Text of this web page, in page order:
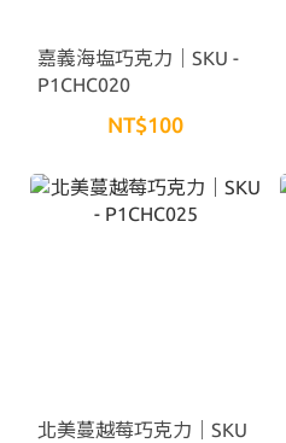
嘉義海塩巧克力｜SKU -
P1CHC020
NT$100
北美蔓越莓巧克力｜SKU